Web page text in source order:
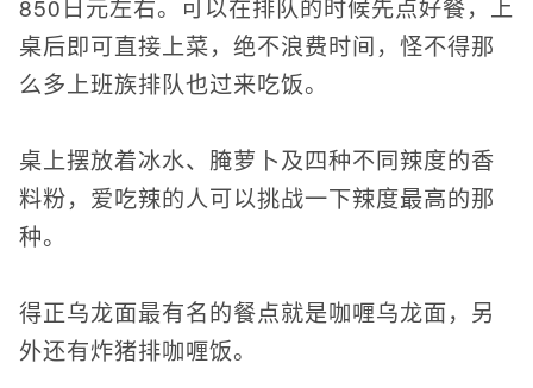
850日元左右。可以在排队的时候先点好餐，上
桌后即可直接上菜，绝不浪费时间，怪不得那
么多上班族排队也过来吃饭。
桌上摆放着冰水、腌萝卜及四种不同辣度的香
料粉，爱吃辣的人可以挑战一下辣度最高的那
种。
得正乌龙面最有名的餐点就是咖喱乌龙面，另
外还有炸猪排咖喱饭。